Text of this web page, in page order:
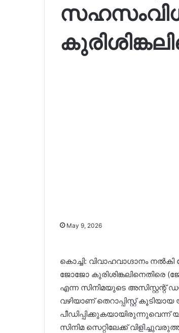
May 9, 2026
കൊച്ചി: വിവാഹവാഗ്ദാനം
ജോജോ കുരിശിങ്കലിനെതിരെ
എന്ന സിനിമയുടെ അസിസ്റ്റന്റ്
വഴിയാണ് തെറാപ്പിസ്റ്റ്
സിനിമ സെറ്റിലേക്ക്